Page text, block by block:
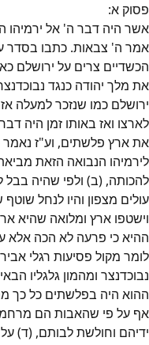
פסוק א:
אשר היה דבר ה' אל ירמיהו
אמר ה' צבאות. כתבו בסדר
הכשדיים צרים על ירושלם
את מלך יהודה כנגד
ירושלם כמו שנזכר למעלה
לארצו ואז באותו זמן היה
את ארץ פלשתים, וע"ז
לירמיהו הנבואה הזאת
להכותה, (ב) ולפי שהיה
עולים מצפון והיו לנחל
וישטפו ארץ ומלואה שהיא
ההיא כי פרעה לא הכה אלא
לומר מקול פסיעות רגלי
נבוכדנצר ומהמון גלגליו
ההוא היה בפלשתים כל כך
אף על פי שהאבות הם
ידיהם וחולשת לבותם, (ד)